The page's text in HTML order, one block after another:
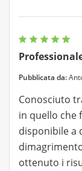
Pubblicata da:
Conosciuto
in quello che
disponibile a
ottenuto i